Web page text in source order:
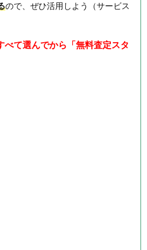
ので、ぜひ活用しよう（サービス
て選んでから「無料査定スタ